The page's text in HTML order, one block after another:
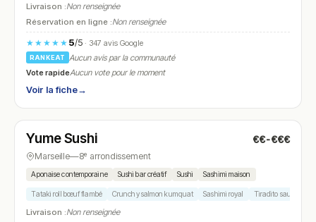
Livraison :Non renseignée
Réservation en ligne :Non renseignée
★★★★★ 5/5· 347 avis Google
RANKEAT
Aucun avis par la communauté
Vote rapideAucun vote pour le moment
Voir la fiche→
N° 5
Yume Sushi €€-€€€
Marseille—8ᵉ arrondissement
Aponaise contemporaine Sushi bar créatif Sushi Sashimi maison
Tataki roll bœuf flambé Crunchy salmon kumquat Sashimi royal Tiradito saumon
Livraison :Non renseignée